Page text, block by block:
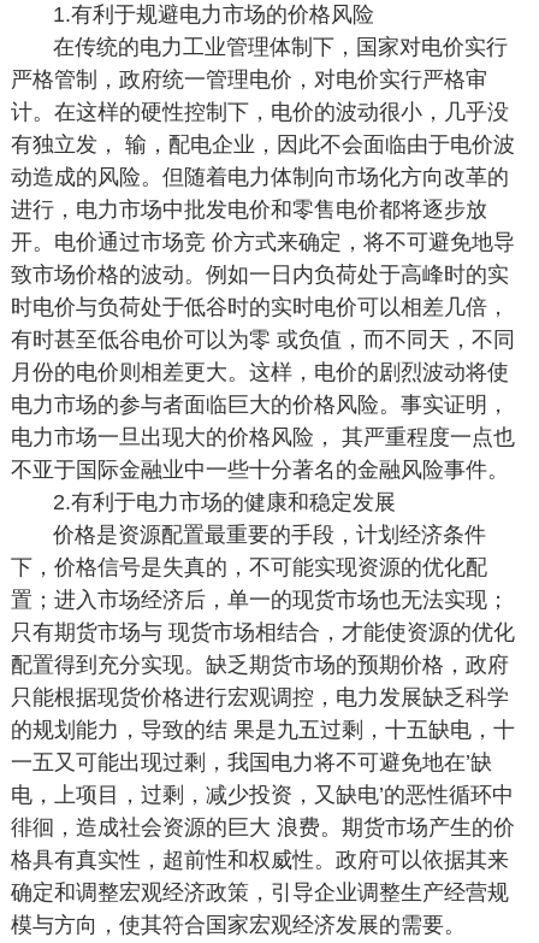
1.有利于规避电力市场的价格风险
在传统的电力工业管理体制下，国家对电价实行
严格管制，政府统一管理电价，对电价实行严格审
计。在这样的硬性控制下，电价的波动很小，几乎没
有独立发， 输，配电企业，因此不会面临由于电价波
动造成的风险。但随着电力体制向市场化方向改革的
进行，电力市场中批发电价和零售电价都将逐步放
开。电价通过市场竞 价方式来确定，将不可避免地导
致市场价格的波动。例如一日内负荷处于高峰时的实
时电价与负荷处于低谷时的实时电价可以相差几倍，
有时甚至低谷电价可以为零 或负值，而不同天，不同
月份的电价则相差更大。这样，电价的剧烈波动将使
电力市场的参与者面临巨大的价格风险。事实证明，
电力市场一旦出现大的价格风险， 其严重程度一点也
不亚于国际金融业中一些十分著名的金融风险事件。
2.有利于电力市场的健康和稳定发展
价格是资源配置最重要的手段，计划经济条件
下，价格信号是失真的，不可能实现资源的优化配
置；进入市场经济后，单一的现货市场也无法实现；
只有期货市场与 现货市场相结合，才能使资源的优化
配置得到充分实现。缺乏期货市场的预期价格，政府
只能根据现货价格进行宏观调控，电力发展缺乏科学
的规划能力，导致的结 果是九五过剩，十五缺电，十
一五又可能出现过剩，我国电力将不可避免地在’缺
电，上项目，过剩，减少投资，又缺电’的恶性循环中
徘徊，造成社会资源的巨大 浪费。期货市场产生的价
格具有真实性，超前性和权威性。政府可以依据其来
确定和调整宏观经济政策，引导企业调整生产经营规
模与方向，使其符合国家宏观经济发展的需要。